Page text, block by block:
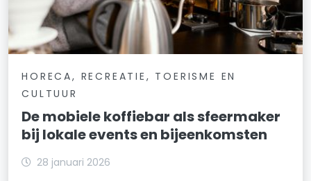
HORECA, RECREATIE, TOERISME EN
CULTUUR
De mobiele koffiebar als sfeermaker
bij lokale events en bijeenkomsten
28 januari 2026